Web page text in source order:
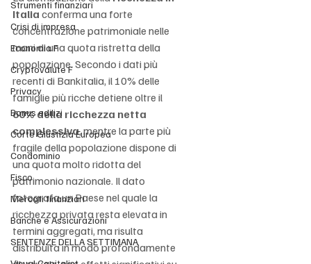
Strumenti finanziari
Crisi di impresa
Economia F
Cryptovalute F
Privacy
Bonus edilizi
Corte Giustizia Europea
Condominio
Fisco
Mercati finanziari
Banche e Assicurazioni
SENTENZE DELLA SETTIMANA
Italia conferma una forte
concentrazione patrimoniale nelle
mani di una quota ristretta della
popolazione. Secondo i dati più
recenti di Bankitalia, il 10% delle
famiglie più ricche detiene oltre il
60% della ricchezza netta
complessiva, mentre la parte più
fragile della popolazione dispone di
una quota molto ridotta del
patrimonio nazionale. Il dato
fotografa un Paese nel quale la
ricchezza privata resta elevata in
termini aggregati, ma risulta
distribuita in modo profondamente